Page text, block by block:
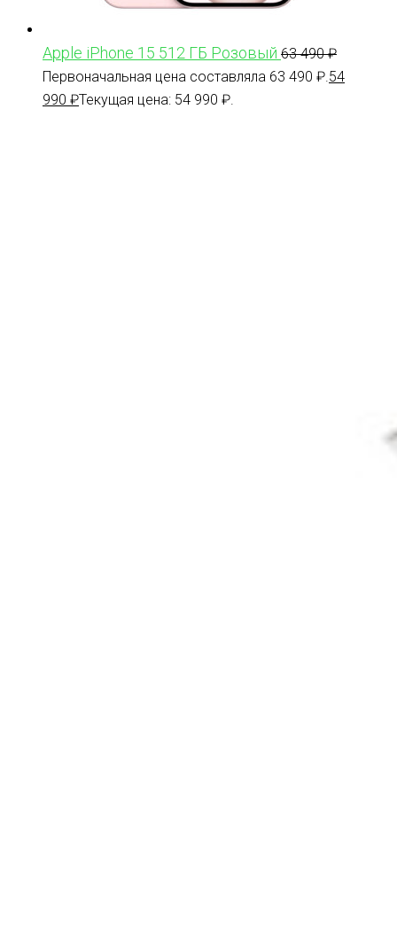
Apple iPhone 15 512 ГБ Розовый 63 490₽
Первоначальная цена составляла 63 490 ₽. 54
990 ₽Текущая цена: 54 990 ₽.